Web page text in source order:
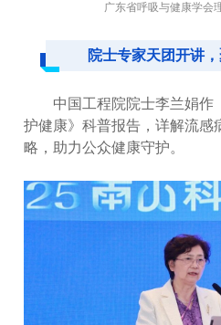
广东省呼吸与健康学会
院士专家天团开讲
中国工程院院士李兰娟作
护健康》科普报告，详解流感
略，助力公众健康守护。